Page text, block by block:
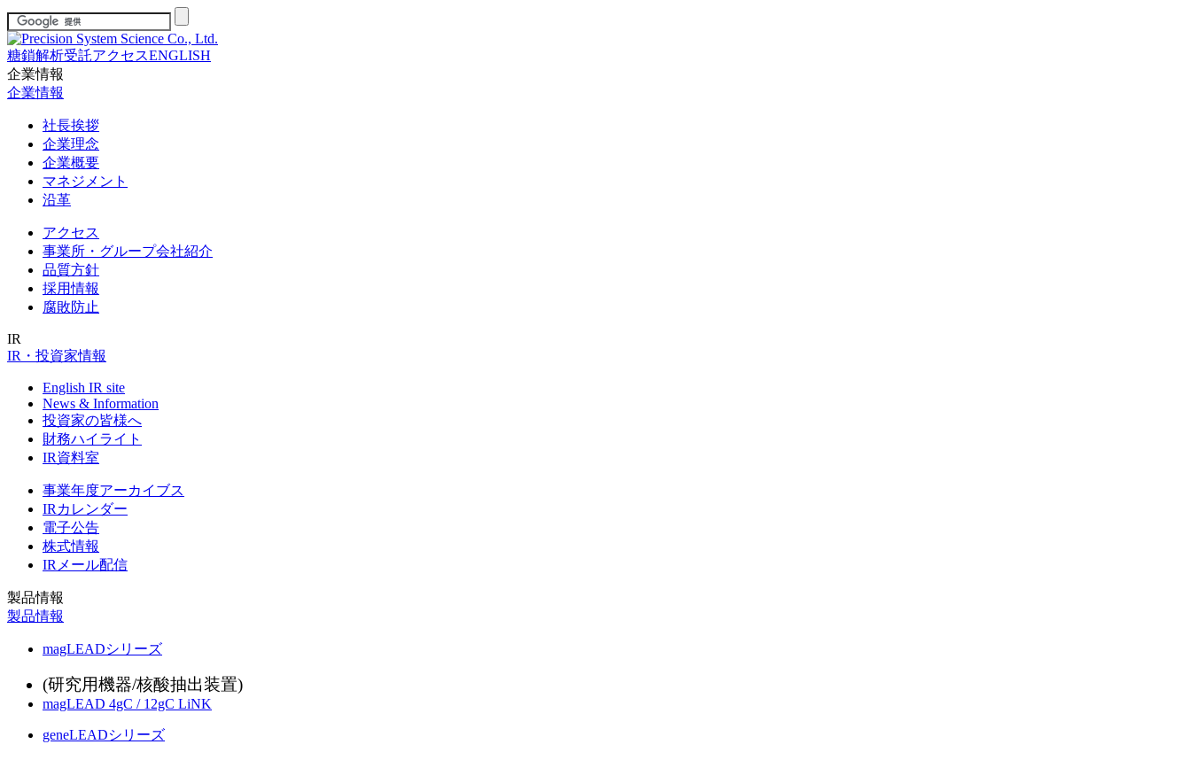
糖鎖解析受託アクセスENGLISH
企業情報
企業情報
社長挨拶
企業理念
企業概要
マネジメント
沿革
アクセス
事業所・グループ会社紹介
品質方針
採用情報
腐敗防止
IR
IR・投資家情報
English IR site
News & Information
投資家の皆様へ
財務ハイライト
IR資料室
事業年度アーカイブス
IRカレンダー
電子公告
株式情報
IRメール配信
製品情報
製品情報
magLEADシリーズ
(研究用機器/核酸抽出装置)
magLEAD 4gC / 12gC LiNK
geneLEADシリーズ